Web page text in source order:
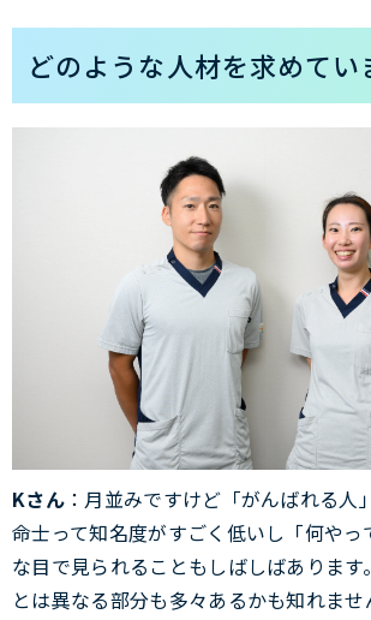
どのような人材を求めてい
Kさん：月並みですけど「がんばれる人
命士って知名度がすごく低いし「何やっ
な目で見られることもしばしばあります
とは異なる部分も多々あるかも知れま